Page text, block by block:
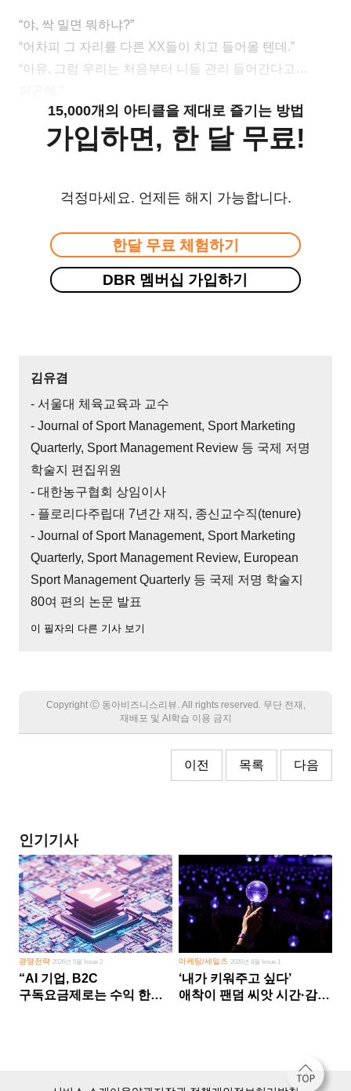
“야, 싹 밀면 뭐하냐?”
“어차피 그 자리를 다른 XX들이 치고 들어올 텐데.”
“아유, 그럼 우리는 처음부터 니들 관리 들어간다고…
15,000개의 아티클을 제대로 즐기는 방법
가입하면, 한 달 무료!
걱정마세요. 언제든 해지 가능합니다.
한달 무료 체험하기
DBR 멤버십 가입하기
김유겸
- 서울대 체육교육과 교수
- Journal of Sport Management, Sport Marketing
Quarterly, Sport Management Review 등 국제 저명
학술지 편집위원
- 대한농구협회 상임이사
- 플로리다주립대 7년간 재직, 종신교수직(tenure)
- Journal of Sport Management, Sport Marketing
Quarterly, Sport Management Review, European
Sport Management Quarterly 등 국제 저명 학술지
80여 편의 논문 발표
이 필자의 다른 기사 보기
Copyright Ⓒ 동아비즈니스리뷰. All rights reserved. 무단 전재,
재배포 및 AI학습 이용 금지
이전 목록 다음
인기기사
경영전략 2026년 5월 Issue 2
“AI 기업, B2C
구독요금제로는 수익 한계
마케팅/세일즈 2026년 8월 Issue 1
‘내가 키워주고 싶다’
애착이 팬덤 씨앗 시간·감정